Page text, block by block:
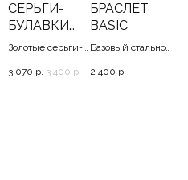
СЕРЬГИ-
БУЛАВКИ
MODMOD
Золотые серьги-
3 070 р. 3 400 р.
БРАСЛЕТ
BASIC
Базовый стальной
размерах, 17-22
2 400 р.